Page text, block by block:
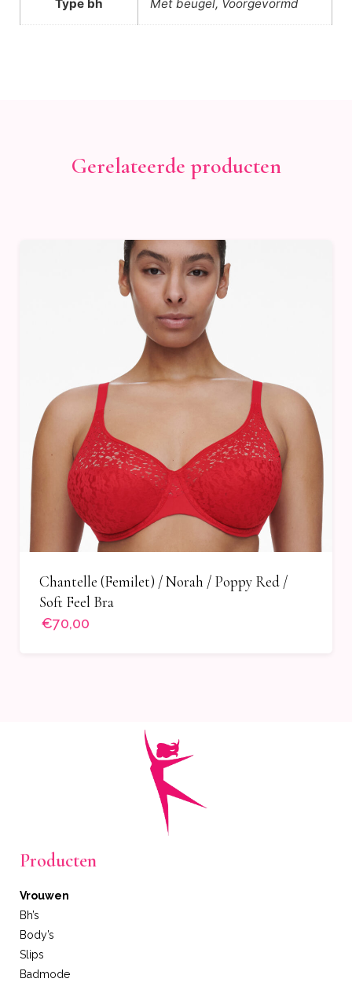
Type bh Met beugel, Voorgevormd
Gerelateerde producten
Chantelle (Femilet) / Norah / Poppy Red /
Soft Feel Bra
€70,00
Producten
Vrouwen
Bh’s
Body’s
Slips
Badmode